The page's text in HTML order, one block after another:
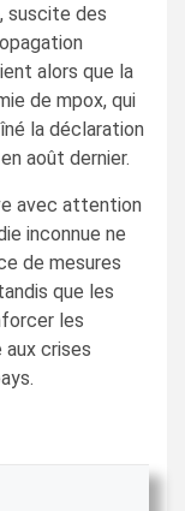
suscite des
alors que la
de mpox, qui
la déclaration
août dernier.
avec attention
inconnue ne
de mesures
que les
les
crises